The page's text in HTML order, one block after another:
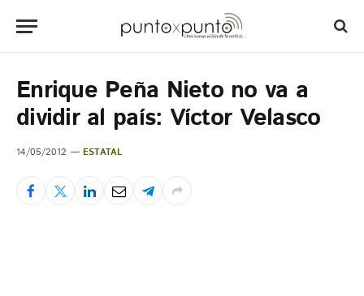
Enrique Peña Nieto no va a
dividir al país: Víctor Velasco
14/05/2012 ESTATAL